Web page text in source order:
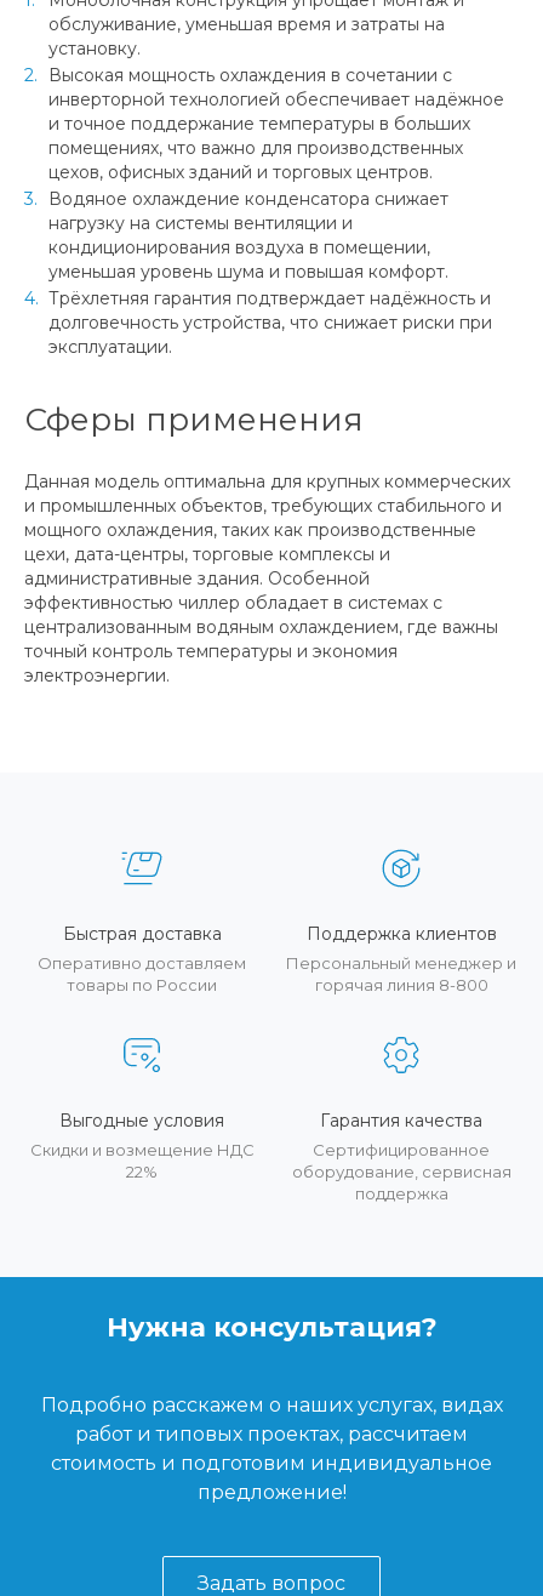
обслуживание, уменьшая время и затраты на
установку.
Высокая мощность охлаждения в сочетании с
инверторной технологией обеспечивает надёжное
и точное поддержание температуры в больших
помещениях, что важно для производственных
цехов, офисных зданий и торговых центров.
Водяное охлаждение конденсатора снижает
нагрузку на системы вентиляции и
кондиционирования воздуха в помещении,
уменьшая уровень шума и повышая комфорт.
Трёхлетняя гарантия подтверждает надёжность и
долговечность устройства, что снижает риски при
эксплуатации.
Сферы применения
Данная модель оптимальна для крупных коммерческих
и промышленных объектов, требующих стабильного и
мощного охлаждения, таких как производственные
цехи, дата-центры, торговые комплексы и
административные здания. Особенной
эффективностью чиллер обладает в системах с
централизованным водяным охлаждением, где важны
точный контроль температуры и экономия
электроэнергии.
Быстрая доставка
Оперативно доставляем
товары по России
Поддержка клиентов
Персональный менеджер и
горячая линия 8-800
Выгодные условия
Скидки и возмещение НДС
22%
Гарантия качества
Сертифицированное
оборудование, сервисная
поддержка
Нужна консультация?
Подробно расскажем о наших услугах, видах
работ и типовых проектах, рассчитаем
стоимость и подготовим индивидуальное
предложение!
Задать вопрос